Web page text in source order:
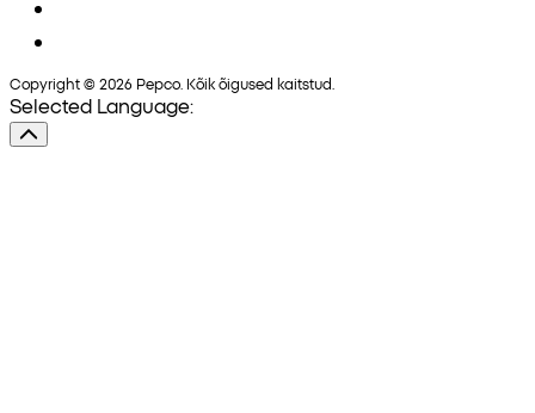
Copyright © 2026 Pepco. Kõik õigused kaitstud.
Selected Language: